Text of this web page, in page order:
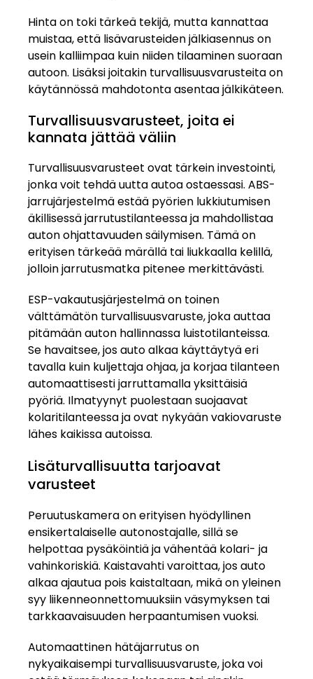
Hinta on toki tärkeä tekijä, mutta kannattaa
muistaa, että lisävarusteiden jälkiasennus on
usein kalliimpaa kuin niiden tilaaminen suoraan
autoon. Lisäksi joitakin turvallisuusvarusteita on
käytännössä mahdotonta asentaa jälkikäteen.
Turvallisuusvarusteet, joita ei
kannata jättää väliin
Turvallisuusvarusteet ovat tärkein investointi,
jonka voit tehdä uutta autoa ostaessasi. ABS-
jarrujärjestelmä estää pyörien lukkiutumisen
äkillisessä jarrutustilanteessa ja mahdollistaa
auton ohjattavuuden säilymisen. Tämä on
erityisen tärkeää märällä tai liukkaalla kelillä,
jolloin jarrutusmatka pitenee merkittävästi.
ESP-vakautusjärjestelmä on toinen
välttämätön turvallisuusvaruste, joka auttaa
pitämään auton hallinnassa luistotilanteissa.
Se havaitsee, jos auto alkaa käyttäytyä eri
tavalla kuin kuljettaja ohjaa, ja korjaa tilanteen
automaattisesti jarruttamalla yksittäisiä
pyöriä. Ilmatyynyt puolestaan suojaavat
kolaritilanteessa ja ovat nykyään vakiovaruste
lähes kaikissa autoissa.
Lisäturvallisuutta tarjoavat
varusteet
Peruutuskamera on erityisen hyödyllinen
ensikertalaiselle autonostajalle, sillä se
helpottaa pysäköintiä ja vähentää kolari- ja
vahinkoriskiä. Kaistavahti varoittaa, jos auto
alkaa ajautua pois kaistaltaan, mikä on yleinen
syy liikenneonnettomuuksiin väsymyksen tai
tarkkaavaisuuden herpaantumisen vuoksi.
Automaattinen hätäjarrutus on
nykyaikaisempi turvallisuusvaruste, joka voi